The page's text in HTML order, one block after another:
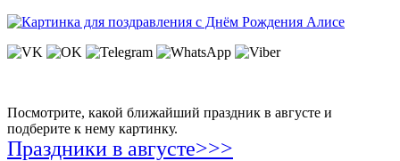
Посмотрите, какой ближайший праздник в августе и
подберите к нему картинку.
Праздники в августе>>>